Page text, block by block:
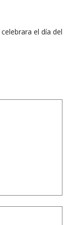
el día del